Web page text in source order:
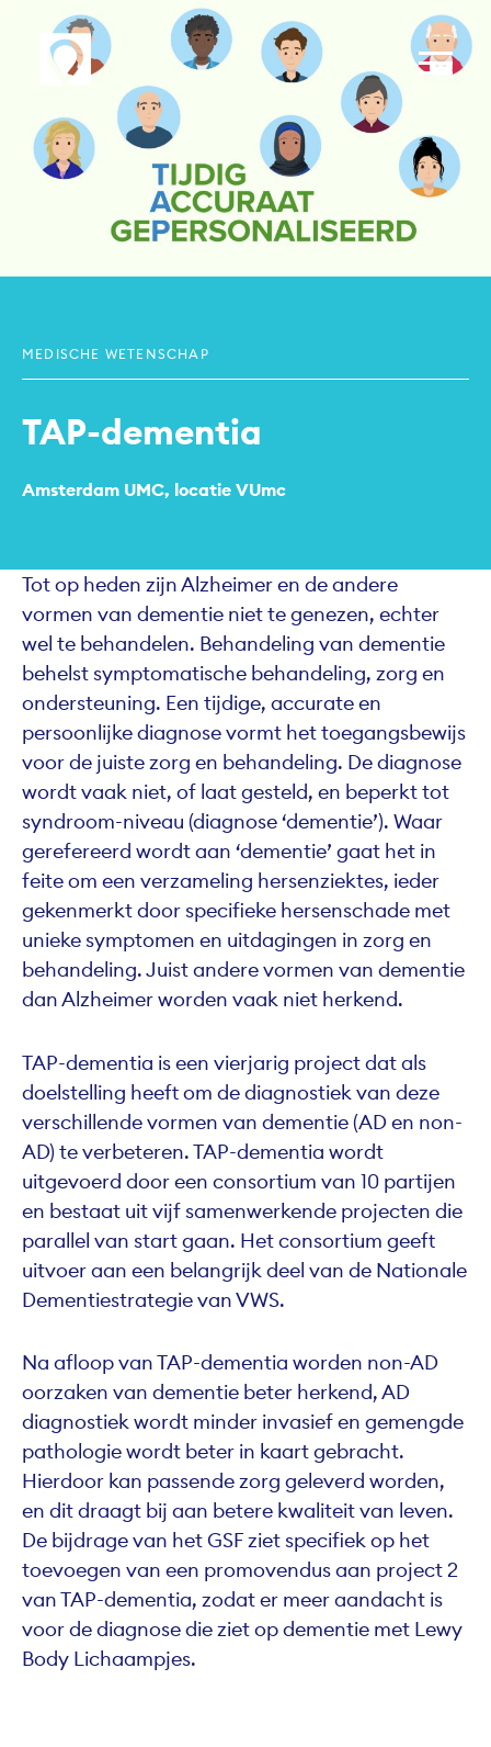
MEDISCHE WETENSCHAP
TAP-dementia
Amsterdam UMC, locatie VUmc
Tot op heden zijn Alzheimer en de andere
vormen van dementie niet te genezen, echter
wel te behandelen. Behandeling van dementie
behelst symptomatische behandeling, zorg en
ondersteuning. Een tijdige, accurate en
persoonlijke diagnose vormt het toegangsbewijs
voor de juiste zorg en behandeling. De diagnose
wordt vaak niet, of laat gesteld, en beperkt tot
syndroom-niveau (diagnose ‘dementie’). Waar
gerefereerd wordt aan ‘dementie’ gaat het in
feite om een verzameling hersenziektes, ieder
gekenmerkt door specifieke hersenschade met
unieke symptomen en uitdagingen in zorg en
behandeling. Juist andere vormen van dementie
dan Alzheimer worden vaak niet herkend.
TAP-dementia is een vierjarig project dat als
doelstelling heeft om de diagnostiek van deze
verschillende vormen van dementie (AD en non-
AD) te verbeteren. TAP-dementia wordt
uitgevoerd door een consortium van 10 partijen
en bestaat uit vijf samenwerkende projecten die
parallel van start gaan. Het consortium geeft
uitvoer aan een belangrijk deel van de Nationale
Dementiestrategie van VWS.
Na afloop van TAP-dementia worden non-AD
oorzaken van dementie beter herkend, AD
diagnostiek wordt minder invasief en gemengde
pathologie wordt beter in kaart gebracht.
Hierdoor kan passende zorg geleverd worden,
en dit draagt bij aan betere kwaliteit van leven.
De bijdrage van het GSF ziet specifiek op het
toevoegen van een promovendus aan project 2
van TAP-dementia, zodat er meer aandacht is
voor de diagnose die ziet op dementie met Lewy
Body Lichaampjes.